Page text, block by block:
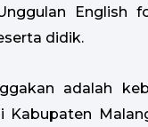
English
didik.
adalah
Kabupaten